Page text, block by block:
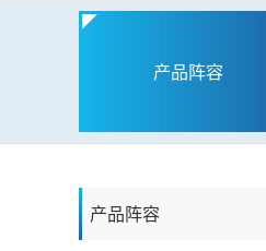
产品阵容
产品阵容